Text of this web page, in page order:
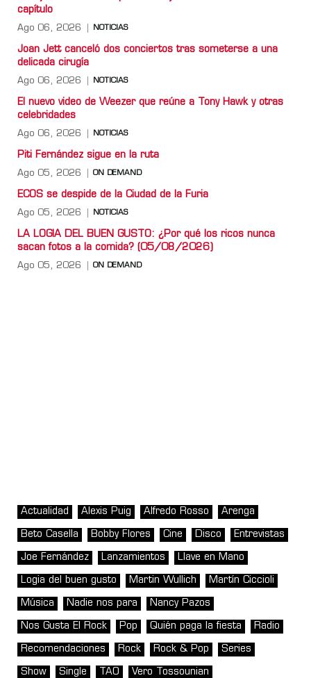
capítulo
Ago 06, 2026 NOTICIAS
Joan Jett canceló dos conciertos tras someterse a una
delicada cirugía
Ago 06, 2026 NOTICIAS
El nuevo video de Weezer que reúne a Tony Hawk y otras
celebridades
Ago 06, 2026 NOTICIAS
Piti Fernández sigue en la ruta
Ago 05, 2026 ON DEMAND
ECOS se despide de la Ciudad de la Furia
Ago 05, 2026 NOTICIAS
LA LOGIA DEL BUEN GUSTO: ¿Por qué los ricos nunca
sacan fotos a la comida? (05/08/2026)
Ago 05, 2026 ON DEMAND
Actualidad Alexis Puig Alfredo Rosso Arenga
Beto Casella Bobby Flores Cine Disco Entrevistas
Joe Fernández Lanzamientos Llave en Mano
Logia del buen gusto Martin Wullich Martín Ciccioli
Música Nadie nos para Nancy Pazos
Nos Gusta El Rock Pop Quién paga la fiesta Radio
Recomendaciones Rock Rock & Pop Series
Show Single TAO Vero Tossounian